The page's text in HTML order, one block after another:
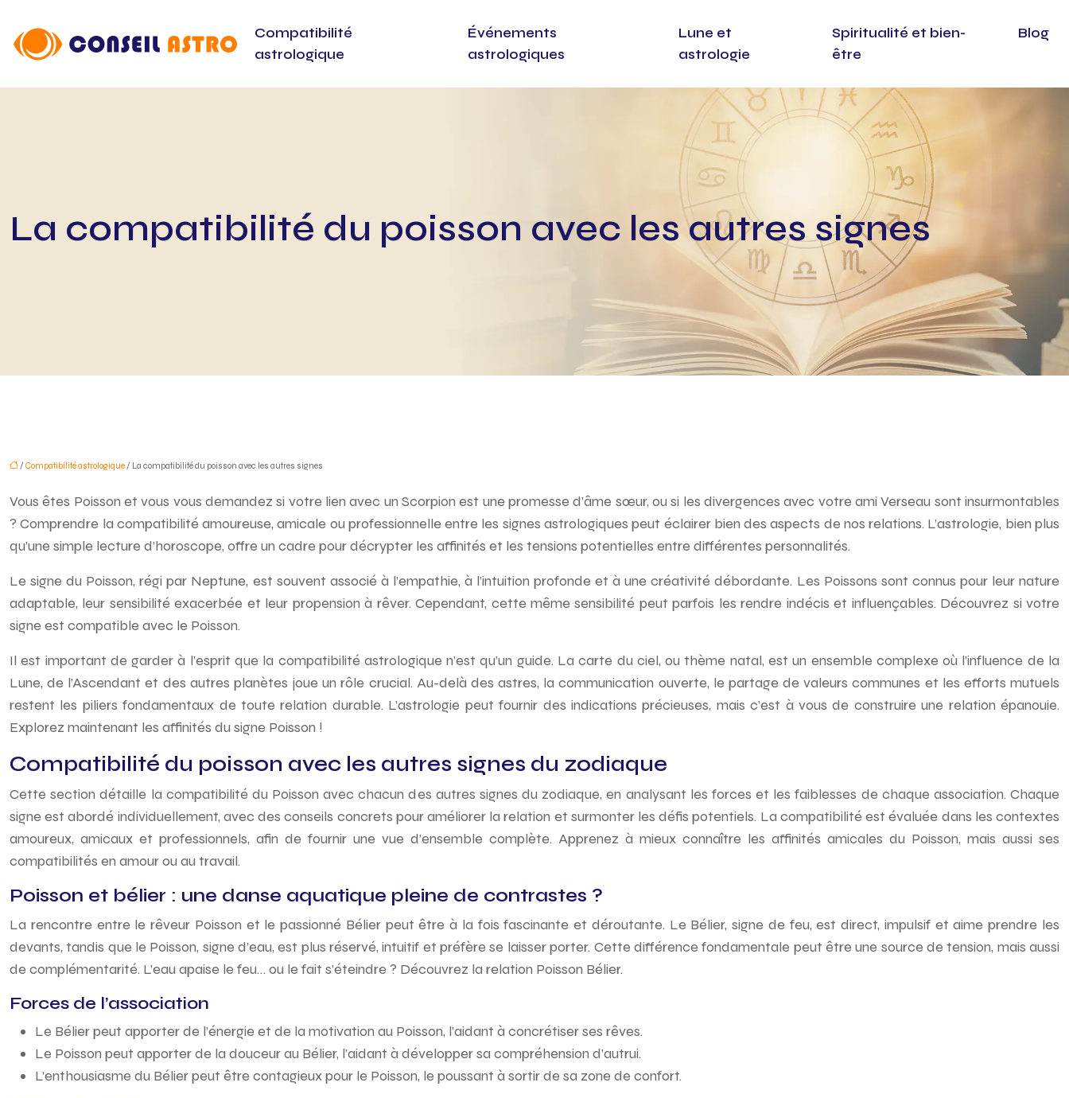
Compatibilité
astrologique
Événements
astrologiques
Lune et
astrologie
Spiritualité et bien-
être
Blog
La compatibilité du poisson avec les autres signes
/ Compatibilité astrologique/ La compatibilité du poisson avec les autres signes
Vous êtes Poisson et vous vous demandez si votre lien avec un Scorpion est une promesse d’âme sœur, ou si les divergences avec votre ami Verseau sont insurmontables
? Comprendre la compatibilité amoureuse, amicale ou professionnelle entre les signes astrologiques peut éclairer bien des aspects de nos relations. L’astrologie, bien plus
qu’une simple lecture d’horoscope, offre un cadre pour décrypter les affinités et les tensions potentielles entre différentes personnalités.
Le signe du Poisson, régi par Neptune, est souvent associé à l’empathie, à l’intuition profonde et à une créativité débordante. Les Poissons sont connus pour leur nature
adaptable, leur sensibilité exacerbée et leur propension à rêver. Cependant, cette même sensibilité peut parfois les rendre indécis et influençables. Découvrez si votre
signe est compatible avec le Poisson.
Il est important de garder à l’esprit que la compatibilité astrologique n’est qu’un guide. La carte du ciel, ou thème natal, est un ensemble complexe où l’influence de la
Lune, de l’Ascendant et des autres planètes joue un rôle crucial. Au-delà des astres, la communication ouverte, le partage de valeurs communes et les efforts mutuels
restent les piliers fondamentaux de toute relation durable. L’astrologie peut fournir des indications précieuses, mais c’est à vous de construire une relation épanouie.
Explorez maintenant les affinités du signe Poisson !
Compatibilité du poisson avec les autres signes du zodiaque
Cette section détaille la compatibilité du Poisson avec chacun des autres signes du zodiaque, en analysant les forces et les faiblesses de chaque association. Chaque
signe est abordé individuellement, avec des conseils concrets pour améliorer la relation et surmonter les défis potentiels. La compatibilité est évaluée dans les contextes
amoureux, amicaux et professionnels, afin de fournir une vue d’ensemble complète. Apprenez à mieux connaître les affinités amicales du Poisson, mais aussi ses
compatibilités en amour ou au travail.
Poisson et bélier : une danse aquatique pleine de contrastes ?
La rencontre entre le rêveur Poisson et le passionné Bélier peut être à la fois fascinante et déroutante. Le Bélier, signe de feu, est direct, impulsif et aime prendre les
devants, tandis que le Poisson, signe d’eau, est plus réservé, intuitif et préfère se laisser porter. Cette différence fondamentale peut être une source de tension, mais aussi
de complémentarité. L’eau apaise le feu… ou le fait s’éteindre ? Découvrez la relation Poisson Bélier.
Forces de l’association
Le Bélier peut apporter de l’énergie et de la motivation au Poisson, l’aidant à concrétiser ses rêves.
Le Poisson peut apporter de la douceur au Bélier, l’aidant à développer sa compréhension d’autrui.
L’enthousiasme du Bélier peut être contagieux pour le Poisson, le poussant à sortir de sa zone de confort.